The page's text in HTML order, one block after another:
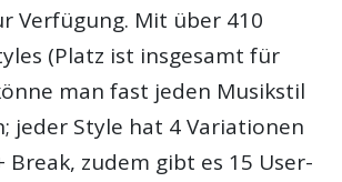
Verfügung. Mit über 410
(Platz ist insgesamt für
man fast jeden Musikstil
jeder Style hat 4 Variationen
Break, zudem gibt es 15 User-